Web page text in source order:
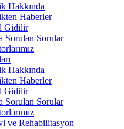
Hakkında
Haberler
Gidilir
Sorulan Sorular
Hakkında
Haberler
Gidilir
Sorulan Sorular
ve Rehabilitasyon